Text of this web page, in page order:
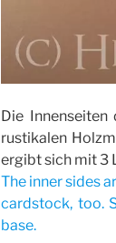
Die
rustikalen
ergibt sich mit 3
The inner sides
cardstock, too.
base.